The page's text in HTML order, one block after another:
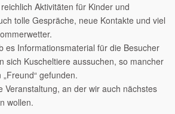
Aktivitäten für Kinder und
tolle Gespräche, neue Kontakte und viel
es Informationsmaterial für die Besucher
sich Kuscheltiere aussuchen, so mancher
gefunden.
Veranstaltung, an der wir auch nächstes
wollen.